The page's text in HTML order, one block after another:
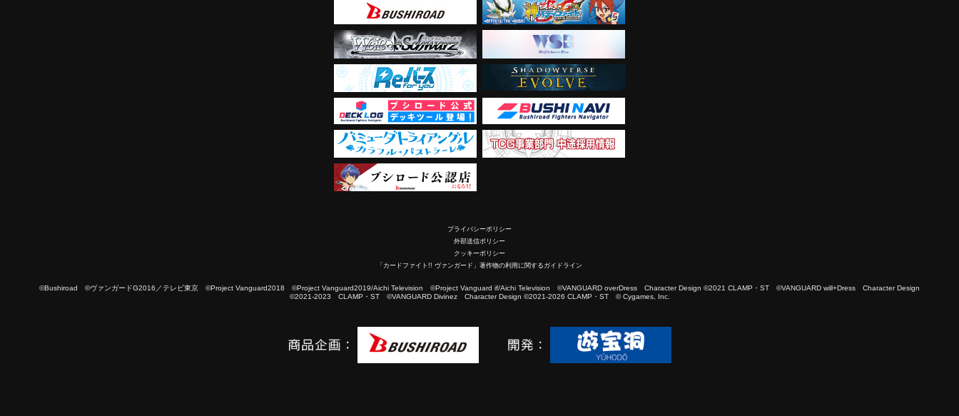
プライバシーポリシー
外部送信ポリシー
クッキーポリシー
「カードファイト!! ヴァンガード」著作物の利用に関するガイドライン
©Bushiroad ©ヴァンガードG2016／テレビ東京 ©Project Vanguard2018 ©Project Vanguard2019/Aichi Television ©Project Vanguard if/Aichi Television ©VANGUARD overDress Character Design ©2021 CLAMP・ST ©VANGUARD will+Dress Character Design
©2021-2023 CLAMP・ST ©VANGUARD Divinez Character Design ©2021-2026 CLAMP・ST © Cygames, Inc.